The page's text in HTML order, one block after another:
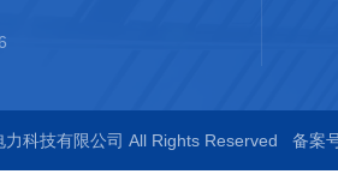
科技有限公司 All Rights Reserved 备案